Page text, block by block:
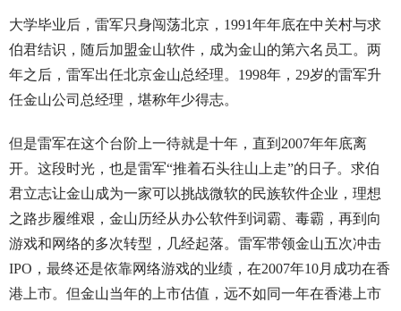
大学毕业后，雷军只身闯荡北京，1991年年底在中关村与求
伯君结识，随后加盟金山软件，成为金山的第六名员工。两
年之后，雷军出任北京金山总经理。1998年，29岁的雷军升
任金山公司总经理，堪称年少得志。
但是雷军在这个台阶上一待就是十年，直到2007年年底离
开。这段时光，也是雷军“推着石头往山上走”的日子。求伯
君立志让金山成为一家可以挑战微软的民族软件企业，理想
之路步履维艰，金山历经从办公软件到词霸、毒霸，再到向
游戏和网络的多次转型，几经起落。雷军带领金山五次冲击
IPO，最终还是依靠网络游戏的业绩，在2007年10月成功在香
港上市。但金山当年的上市估值，远不如同一年在香港上市